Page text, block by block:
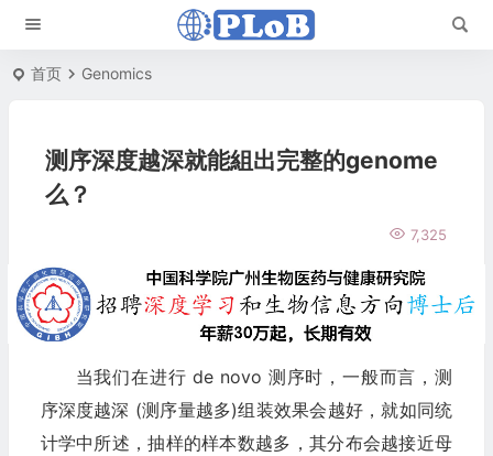
首页 Genomics
测序深度越深就能組出完整的genome
么？
7,325
当我们在进行 de novo 测序时，一般而言，测
序深度越深 (测序量越多)组装效果会越好，就如同统
计学中所述，抽样的样本数越多，其分布会越接近母